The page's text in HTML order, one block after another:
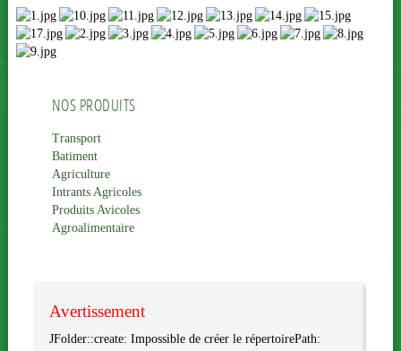
NOS PRODUITS
Transport
Batiment
Agriculture
Intrants Agricoles
Produits Avicoles
Agroalimentaire
Avertissement
JFolder::create: Impossible de créer le répertoirePath: